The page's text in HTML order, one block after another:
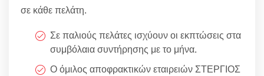
σε κάθε πελάτη.
Σε παλιούς πελάτες ισχύουν οι εκπτώσεις στα
συμβόλαια συντήρησης με το μήνα.
Ο όμιλος αποφρακτικών εταιρειών ΣΤΕΡΓΙΟΣ